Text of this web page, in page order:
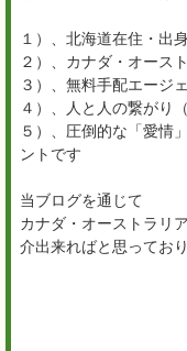
１）、北海道在住・出
２）、カナダ・オース
３）、無料手配エージ
４）、人と人の繋がり
５）、圧倒的な「愛情
ントです
当ブログを通じて
カナダ・オーストラリ
介出来ればと思ってお